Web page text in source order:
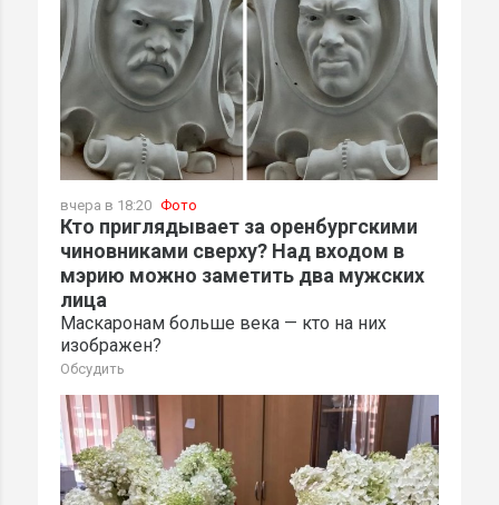
вчера в 18:20 Фото
Кто приглядывает за оренбургскими
чиновниками сверху? Над входом в
мэрию можно заметить два мужских
лица
Маскаронам больше века — кто на них
изображен?
Обсудить